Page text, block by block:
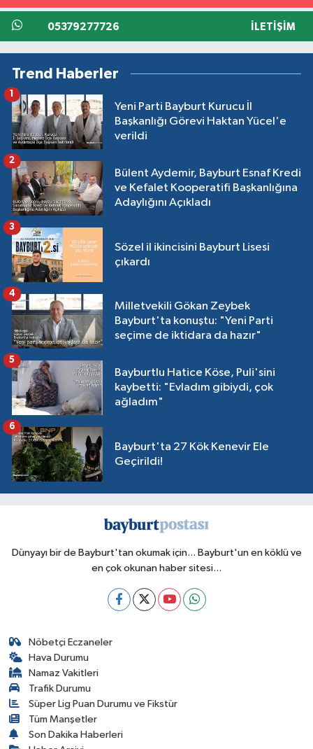
05379277726 İLETIŞIM
Trend Haberler
Yeni Parti Bayburt Kurucu İl
Başkanlığı Görevi Haktan Yücel'e
verildi
1
Bülent Aydemir, Bayburt Esnaf Kredi
ve Kefalet Kooperatifi Başkanlığına
Adaylığını Açıkladı
2
Sözel il ikincisini Bayburt Lisesi
çıkardı
3
Milletvekili Gökan Zeybek
Bayburt'ta konuştu: "Yeni Parti
seçime de iktidara da hazır"
4
Bayburtlu Hatice Köse, Puli'sini
kaybetti: "Evladım gibiydi, çok
ağladım"
5
Bayburt'ta 27 Kök Kenevir Ele
Geçirildi!
6
Dünyayı bir de Bayburt'tan okumak için... Bayburt'un en köklü ve
en çok okunan haber sitesi...
Nöbetçi Eczaneler
Hava Durumu
Namaz Vakitleri
Trafik Durumu
Süper Lig Puan Durumu ve Fikstür
Tüm Manşetler
Son Dakika Haberleri